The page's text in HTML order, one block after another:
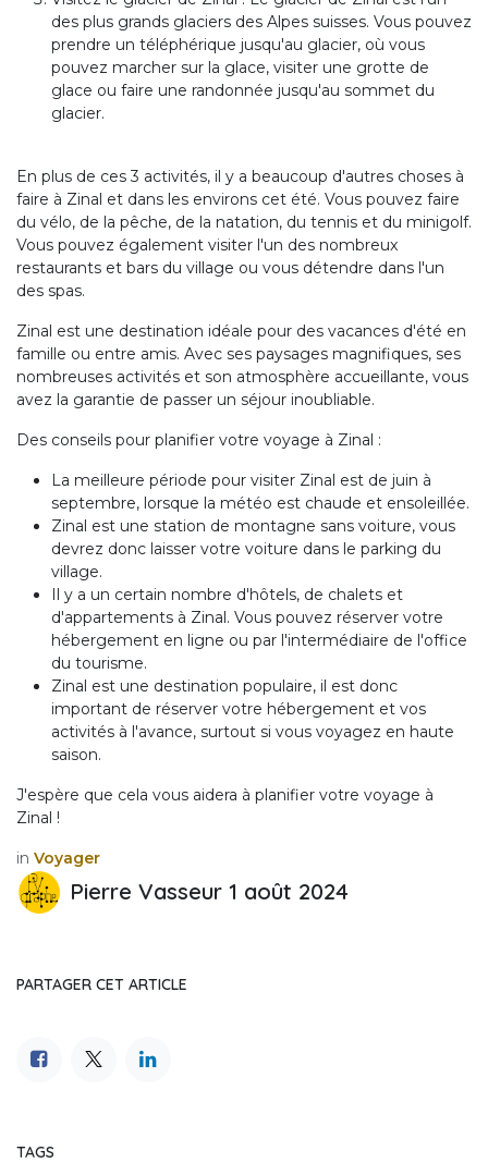
des plus grands glaciers des Alpes suisses. Vous pouvez
prendre un téléphérique jusqu'au glacier, où vous
pouvez marcher sur la glace, visiter une grotte de
glace ou faire une randonnée jusqu'au sommet du
glacier.
En plus de ces 3 activités, il y a beaucoup d'autres choses à
faire à Zinal et dans les environs cet été. Vous pouvez faire
du vélo, de la pêche, de la natation, du tennis et du minigolf.
Vous pouvez également visiter l'un des nombreux
restaurants et bars du village ou vous détendre dans l'un
des spas.
Zinal est une destination idéale pour des vacances d'été en
famille ou entre amis. Avec ses paysages magnifiques, ses
nombreuses activités et son atmosphère accueillante, vous
avez la garantie de passer un séjour inoubliable.
Des conseils pour planifier votre voyage à Zinal :
La meilleure période pour visiter Zinal est de juin à
septembre, lorsque la météo est chaude et ensoleillée.
Zinal est une station de montagne sans voiture, vous
devrez donc laisser votre voiture dans le parking du
village.
Il y a un certain nombre d'hôtels, de chalets et
d'appartements à Zinal. Vous pouvez réserver votre
hébergement en ligne ou par l'intermédiaire de l'office
du tourisme.
Zinal est une destination populaire, il est donc
important de réserver votre hébergement et vos
activités à l'avance, surtout si vous voyagez en haute
saison.
J'espère que cela vous aidera à planifier votre voyage à
Zinal !
in Voyager
Pierre Vasseur 1 août 2024
PARTAGER CET ARTICLE
TAGS